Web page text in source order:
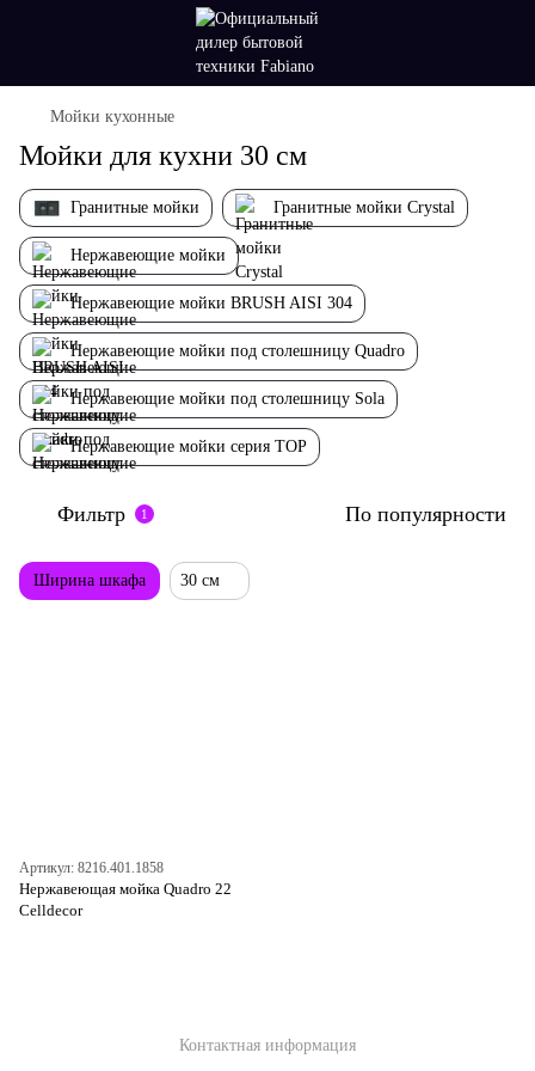
Мойки кухонные
Мойки для кухни 30 см
Гранитные мойки Гранитные мойки Crystal
Нержавеющие мойки
Нержавеющие мойки BRUSH AISI 304
Нержавеющие мойки под столешницу Quadro
Нержавеющие мойки под столешницу Sola
Нержавеющие мойки серия TOP
Фильтр 1 По популярности
Ширина шкафа 30 см
Артикул: 8216.401.1858
Нержавеющая мойка Quadro 22
Celldecor
Контактная информация